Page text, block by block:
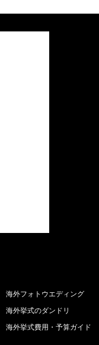
海外フォトウエディング
海外挙式のダンドリ
海外挙式費用・予算ガイド